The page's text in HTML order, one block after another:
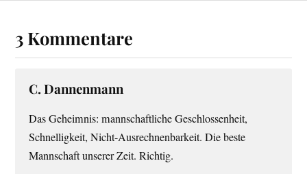
3 Kommentare
C. Dannenmann
Das Geheimnis: mannschaftliche Geschlossenheit,
Schnelligkeit, Nicht-Ausrechnenbarkeit. Die beste
Mannschaft unserer Zeit. Richtig.